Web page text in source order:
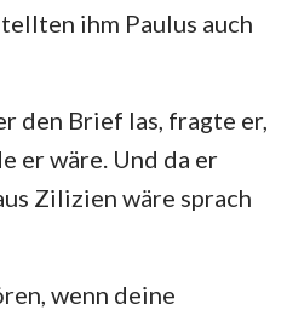
ihm Paulus auch
den Brief las, fragte er,
er wäre. Und da er
Zilizien wäre sprach
wenn deine